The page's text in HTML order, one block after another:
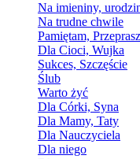
Na imieniny,
Na trudne chwile
Pamiętam,
Dla Cioci, Wujka
Sukces, Szczęście
Ślub
Warto żyć
Dla Córki, Syna
Dla Mamy, Taty
Dla Nauczyciela
Dla niego